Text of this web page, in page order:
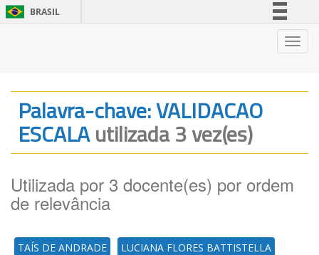
BRASIL
Legislação
Canais
Palavra-chave: VALIDACAO
ESCALAutilizada 3 vez(es)
Utilizada por 3 docente(es) por ordem
de relevância
TAÍS DE ANDRADE LUCIANA FLORES BATTISTELLA